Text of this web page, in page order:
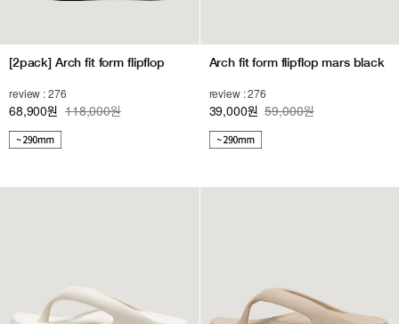
[2pack] Arch fit form flipflop
review : 276
68,900원 118,000원
Arch fit form flipflop mars black
review : 276
39,000원 59,000원